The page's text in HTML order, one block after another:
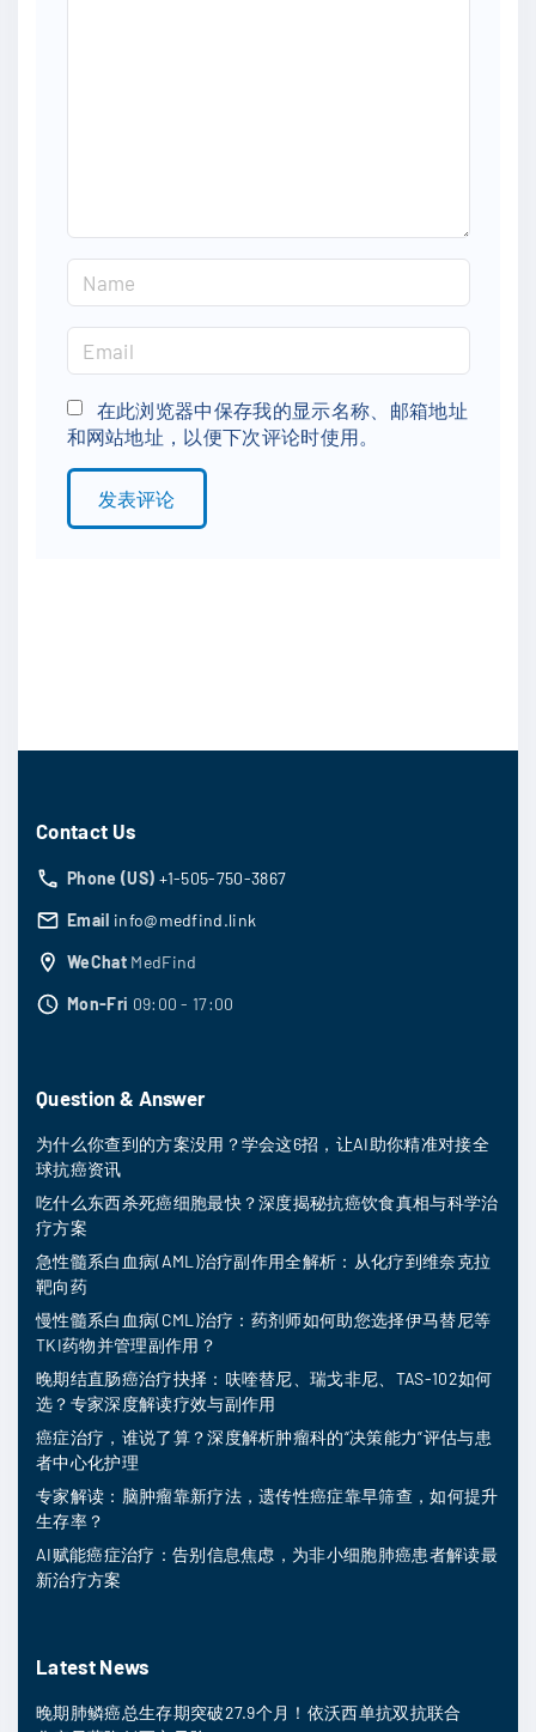
a
e
*
m
a
i
l
在此浏览器中保存我的显示名称、邮箱地址
和网站地址，以便下次评论时使用。
Contact Us
Phone (US) +1-505-750-3867
Email info@medfind.link
WeChat MedFind
Mon-Fri 09:00 - 17:00
Question & Answer
为什么你查到的方案没用？学会这6招，让AI助你精准对接全
球抗癌资讯
吃什么东西杀死癌细胞最快？深度揭秘抗癌饮食真相与科学治
疗方案
急性髓系白血病(AML)治疗副作用全解析：从化疗到维奈克拉
靶向药
慢性髓系白血病(CML)治疗：药剂师如何助您选择伊马替尼等
TKI药物并管理副作用？
晚期结直肠癌治疗抉择：呋喹替尼、瑞戈非尼、TAS-102如何
选？专家深度解读疗效与副作用
癌症治疗，谁说了算？深度解析肿瘤科的“决策能力”评估与患
者中心化护理
专家解读：脑肿瘤靠新疗法，遗传性癌症靠早筛查，如何提升
生存率？
AI赋能癌症治疗：告别信息焦虑，为非小细胞肺癌患者解读最
新治疗方案
Latest News
晚期肺鳞癌总生存期突破27.9个月！依沃西单抗双抗联合